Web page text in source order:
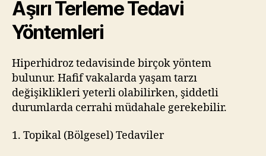
Aşırı Terleme Tedavi
Yöntemleri
Hiperhidroz tedavisinde birçok yöntem
bulunur. Hafif vakalarda yaşam tarzı
değişiklikleri yeterli olabilirken, şiddetli
durumlarda cerrahi müdahale gerekebilir.
1. Topikal (Bölgesel) Tedaviler